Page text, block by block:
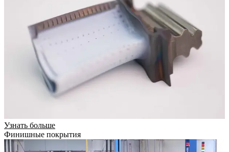
Узнать больше
Финишные покрытия